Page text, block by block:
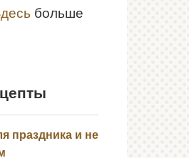
больше
праздника и не